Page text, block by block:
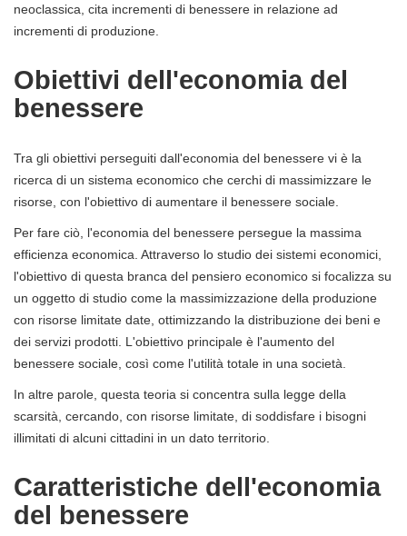
neoclassica, cita incrementi di benessere in relazione ad
incrementi di produzione.
Obiettivi dell'economia del
benessere
Tra gli obiettivi perseguiti dall'economia del benessere vi è la
ricerca di un sistema economico che cerchi di massimizzare le
risorse, con l'obiettivo di aumentare il benessere sociale.
Per fare ciò, l'economia del benessere persegue la massima
efficienza economica. Attraverso lo studio dei sistemi economici,
l'obiettivo di questa branca del pensiero economico si focalizza su
un oggetto di studio come la massimizzazione della produzione
con risorse limitate date, ottimizzando la distribuzione dei beni e
dei servizi prodotti. L'obiettivo principale è l'aumento del
benessere sociale, così come l'utilità totale in una società.
In altre parole, questa teoria si concentra sulla legge della
scarsità, cercando, con risorse limitate, di soddisfare i bisogni
illimitati di alcuni cittadini in un dato territorio.
Caratteristiche dell'economia
del benessere